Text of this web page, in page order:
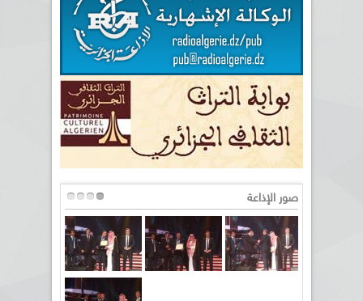
صور الإذاعة